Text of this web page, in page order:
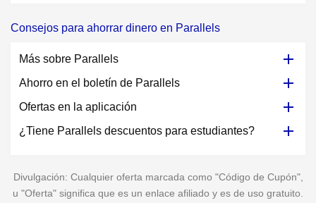
Consejos para ahorrar dinero en Parallels
Más sobre Parallels
Ahorro en el boletín de Parallels
Ofertas en la aplicación
¿Tiene Parallels descuentos para estudiantes?
Divulgación: Cualquier oferta marcada como "Código de Cupón",
u "Oferta" significa que es un enlace afiliado y es de uso gratuito.